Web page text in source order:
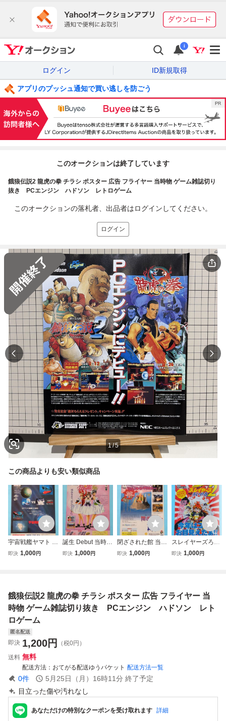
i
ログイン ID新規取得
アプリのプッシュ通知で買い逃しを防ごう
このオークションは終了しています
餓狼伝説2 龍虎の拳 チラシ ポスター 広告 フライヤー 当時物 ゲーム雑誌切り
抜き PCエンジン ハドソン レトロゲーム
このオークションの落札者、出品者はログインしてください。
ログイン
1/5
この商品よりも安い類似商品
宇宙戦艦ヤマト P
CE 当時物 雑誌広
スター風デザイン
即決 1,000円
誕生 Debut 当時物
雑誌広告 3DO レ
即決 1,000円
閉ざされた館 当時
物 雑誌広告 3DO
即決 1,000円
スレイヤーズろい
やる2 PS1 当時物
ー風デザイン
即決 1,000円
餓狼伝説2 龍虎の拳 チラシ ポスター 広告 フライヤー 当
時物 ゲーム雑誌切り抜き PCエンジン ハドソン レト
ロゲーム
匿名配送
即決 1,200円
（税0円）
送料 無料
配送方法 おてがる配送ゆうパケット 配送方法一覧
0件 5月25日（月）16時11分 終了予定
目立った傷や汚れなし
あなただけの特別なクーポンを受け取れます 詳細